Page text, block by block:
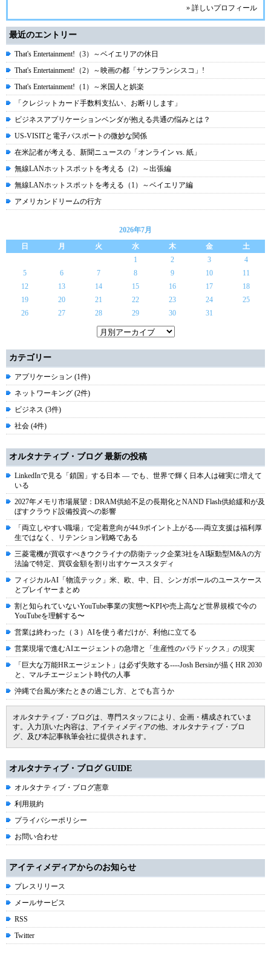
» 詳しいプロフィール
最近のエントリー
That's Entertainment!（3）～ベイエリアの休日
That's Entertainment!（2）～映画の都「サンフランシスコ」!
That's Entertainment!（1）～米国人と娯楽
「クレジットカード手数料支払い、お断りします」
ビジネスアプリケーションベンダが抱える共通の悩みとは？
US-VISITと電子パスポートの微妙な関係
在米記者が考える、新聞ニュースの「オンライン vs. 紙」
無線LANホットスポットを考える（2）～出張編
無線LANホットスポットを考える（1）～ベイエリア編
アメリカンドリームの行方
2026年7月
日
月 火 水 木 金
土
1
2 3
4
5
6 7 8 9 10
11
12
13 14 15 16 17
18
19
20 21 22 23 24
25
26
27 28 29 30 31
カテゴリー
アプリケーション (1件)
ネットワーキング (2件)
ビジネス (3件)
社会 (4件)
オルタナティブ・ブログ 最新の投稿
LinkedInで見る「鎖国」する日本 ― でも、世界で輝く日本人は確実に増えて
いる
2027年メモリ市場展望：DRAM供給不足の長期化とNAND Flash供給緩和が及
ぼすクラウド設備投資への影響
「両立しやすい職場」で定着意向が44.9ポイント上がる----両立支援は福利厚
生ではなく、リテンション戦略である
三菱電機が買収すべきウクライナの防衛テック企業3社をAI駆動型M&Aの方
法論で特定、買収金額を割り出すケーススタディ
フィジカルAI「物流テック」米、欧、中、日、シンガポールのユースケース
とプレイヤーまとめ
割と知られていないYouTube事業の実態〜KPIや売上高など世界規模で今の
YouTubeを理解する〜
営業は終わった（３）AIを使う者だけが、利他に立てる
営業現場で進むAIエージェントの急増と「生産性のパラドックス」の現実
「巨大な万能HRエージェント」は必ず失敗する----Josh Bersinが描くHR 2030
と、マルチエージェント時代の人事
沖縄で台風が来たときの過ごし方、とでも言うか
オルタナティブ・ブログは、専門スタッフにより、企画・構成されていま
す。入力頂いた内容は、アイティメディアの他、オルタナティブ・ブロ
グ、及び本記事執筆会社に提供されます。
オルタナティブ・ブログ GUIDE
オルタナティブ・ブログ憲章
利用規約
プライバシーポリシー
お問い合わせ
アイティメディアからのお知らせ
プレスリリース
メールサービス
RSS
Twitter